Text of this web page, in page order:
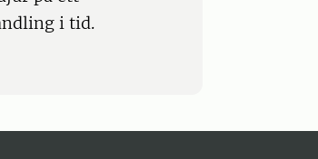
i tid.